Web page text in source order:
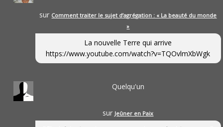
sur Comment traiter le sujet d’agrégation : « La beauté du monde
»
La nouvelle Terre qui arrive
https://www.youtube.com/watch?v=TQOvlmXbWgk
Quelqu'un
sur Jeûner en Paix